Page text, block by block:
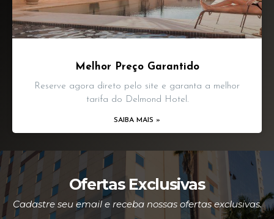
Melhor Preço Garantido
Reserve agora direto pelo site e garanta a melhor
tarifa do Delmond Hotel.
SAIBA MAIS »
Ofertas Exclusivas
Cadastre seu email e receba nossas ofertas exclusivas.